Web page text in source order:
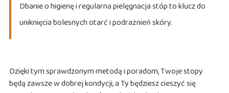
Dbanie o higienę i regularna pielęgnacja stóp to klucz do
uniknięcia bolesnych otarć i podrażnień skóry.
Dzięki tym sprawdzonym metodą i poradom, Twoje stopy
będą zawsze w dobrej kondycji, a Ty będziesz cieszyć się